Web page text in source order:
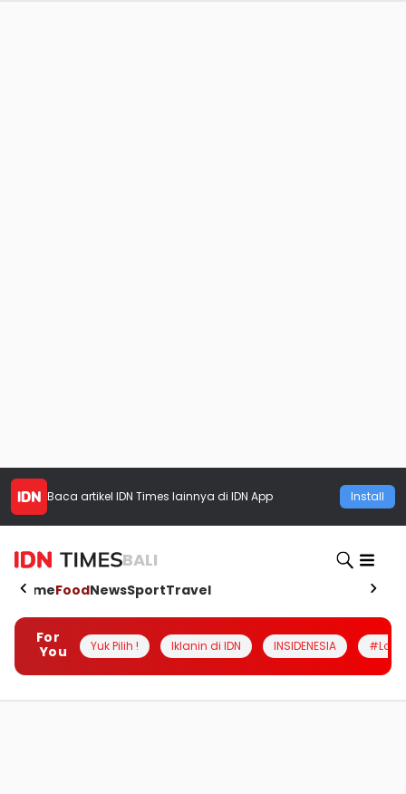
Baca artikel IDN Times lainnya di IDN App Install
BALI
HomeFoodNewsSportTravel
For
You
Yuk Pilih ! Iklanin di IDN INSIDENESIA